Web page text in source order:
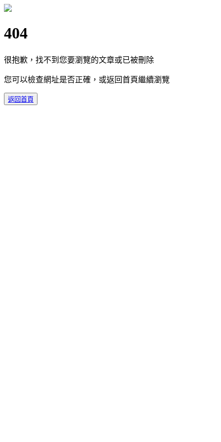
404
很抱歉，找不到您要瀏覽的文章或已被刪除
您可以檢查網址是否正確，或返回首頁繼續瀏覽
返回首頁